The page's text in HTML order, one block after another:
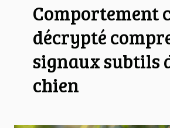
Comportement
décrypté
signaux subtils
chien